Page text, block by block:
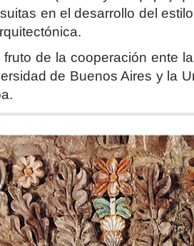
en el desarrollo del
fruto de la cooperación ente
de Buenos Aires y la